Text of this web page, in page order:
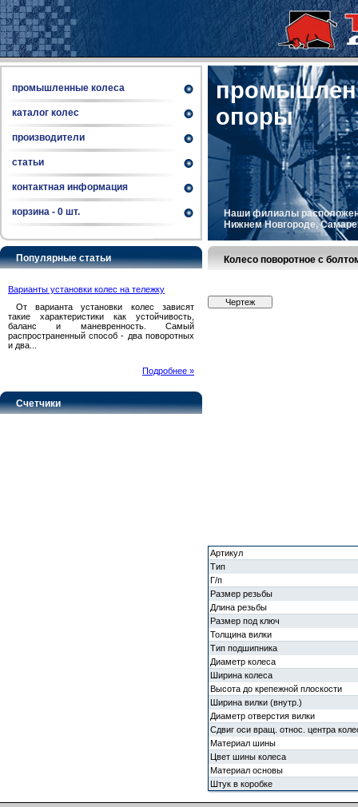
опоры
Наши филиалы
Нижнем Новгороде,
промышленные колеса
каталог колес
производители
статьи
контактная информация
корзина - 0 шт.
Колесо поворотное с
Чертеж
Артикул
Тип
Г/п
Размер резьбы
Длина резьбы
Размер под ключ
Толщина вилки
Тип подшипника
Диаметр колеса
Ширина колеса
Высота до крепежной плоскости
Ширина вилки (внутр.)
Диаметр отверстия вилки
Сдвиг оси вращ. относ. центра
Материал шины
Цвет шины колеса
Материал основы
Штук в коробке
Популярные статьи
Варианты установки колес на тележку
От варианта установки колес зависят
такие характеристики как устойчивость,
баланс и маневренность. Самый
распространенный способ - два поворотных
и два...
Подробнее »
Счетчики